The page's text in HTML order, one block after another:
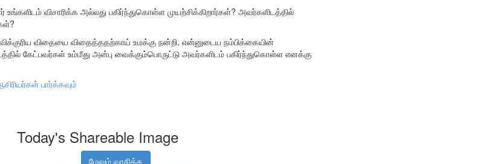
உங்களிடம் விசாரிக்க அல்லது பகிர்ந்துகொள்ள முயற்சிக்கிறார்கள்? அவர்களிடத்தில்
விதையை விதைத்ததற்காய் உமக்கு நன்றி. என்னுடைய நம்பிக்கையின்
கேட்பவர்கள் உம்மீது அன்பு வைக்கும்பொருட்டு அவர்களிடம் பகிர்ந்துகொள்ள எனக்கு
பார்க்கவும்
Today's Shareable Image
மேலும் வாசிக்க